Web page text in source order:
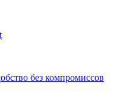
без компромиссов